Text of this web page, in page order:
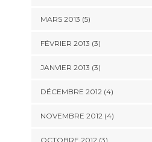
MARS 2013 (5)
FÉVRIER 2013 (3)
JANVIER 2013 (3)
DÉCEMBRE 2012(4)
NOVEMBRE 2012(4)
OCTOBRE 2012(3)